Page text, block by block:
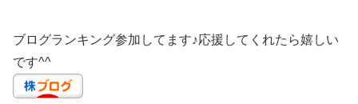
ブログランキング参加してます♪応援してくれたら嬉しい
です^^